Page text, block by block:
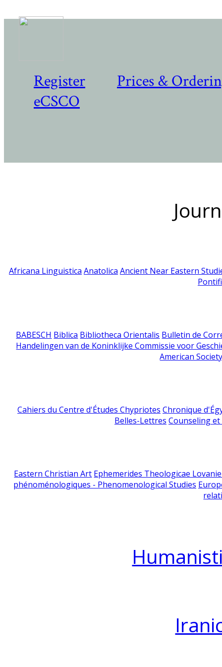
Register
Prices &
eCSCO
Africana Linguistica Anatolica Ancient Near Eastern
BABESCH Biblica Bibliotheca Orientalis Bulletin de
Handelingen van de Koninklijke Commissie voor
American
Cahiers du Centre d'Études Chypriotes Chronique
Belles-Lettres Counseling
Eastern Christian Art Ephemerides Theologicae
phénoménologiques - Phenomenological Studies